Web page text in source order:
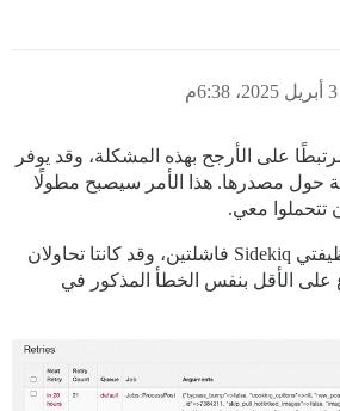
3 أبريل 2025، 6:38م
على الأرجح بهذه المشكلة، وقد يوفر
حول مصدرها. هذا الأمر سيصبح مطولًا
تتحملوا معي.
لاحظت اليوم أن لديّ وظيفتي Sidekiq فاشلتين، وقد كانتا تحاولان
على الأقل بنفس الخطأ المذكور في